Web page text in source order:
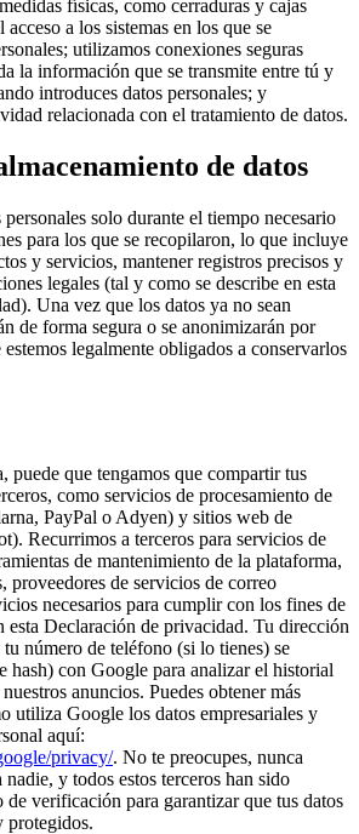
físicas, como cerraduras y cajas
a los sistemas en los que se
utilizamos conexiones seguras
la información que se transmite entre tú y
introduces datos personales; y
relacionada con el tratamiento de datos.
de datos
solo durante el tiempo necesario
para los que se recopilaron, lo que incluye
y servicios, mantener registros precisos y
legales (tal y como se describe en esta
Una vez que los datos ya no sean
de forma segura o se anonimizarán por
legalmente obligados a conservarlos
puede que tengamos que compartir tus
como servicios de procesamiento de
PayPal o Adyen) y sitios web de
Recurrimos a terceros para servicios de
de mantenimiento de la plataforma,
proveedores de servicios de correo
necesarios para cumplir con los fines de
esta Declaración de privacidad. Tu dirección
número de teléfono (si lo tienes) se
hash) con Google para analizar el historial
anuncios. Puedes obtener más
utiliza Google los datos empresariales y
aquí:
privacy/. No te preocupes, nunca
nadie, y todos estos terceros han sido
de verificación para garantizar que tus datos
protegidos.